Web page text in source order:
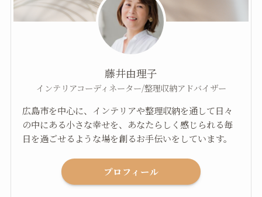
藤井由理子
インテリアコーディネーター/整理収納アドバイザー
広島市を中心に、インテリアや整理収納を通して日々
の中にある小さな幸せを、あなたらしく感じられる毎
日を過ごせるような場を創るお手伝いをしています。
プロフィール